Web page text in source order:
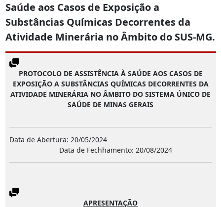
Saúde aos Casos de Exposição a
Substâncias Químicas Decorrentes da
Atividade Minerária no Âmbito do SUS-MG.
PROTOCOLO DE ASSISTÊNCIA À SAÚDE AOS CASOS DE
EXPOSIÇÃO A SUBSTÂNCIAS QUÍMICAS DECORRENTES DA
ATIVIDADE MINERÁRIA NO ÂMBITO DO SISTEMA ÚNICO DE
SAÚDE DE MINAS GERAIS
Data de Abertura: 20/05/2024
Data de Fechhamento: 20/08/2024
APRESENTAÇÃO